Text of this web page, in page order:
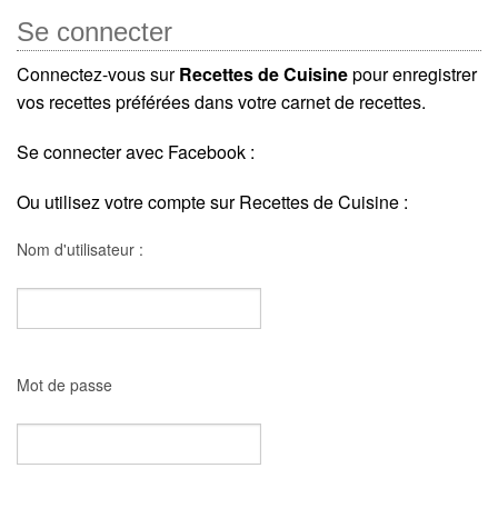
Se connecter
Connectez-vous surRecettes de Cuisinepour enregistrer
vos recettes préférées dans votre carnet de recettes.
Se connecter avec Facebook :
Ou utilisez votre compte sur Recettes de Cuisine :
Nom d'utilisateur :
Mot de passe